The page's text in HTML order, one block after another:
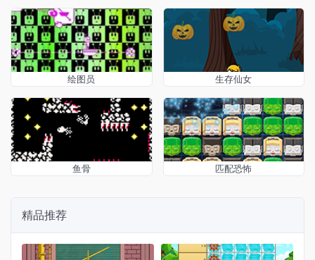
绘图员 生存仙女
鱼骨 匹配恐怖
精品推荐